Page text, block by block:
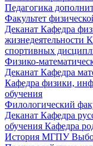
Педагогика
Факультет
Деканат Кафедра
жизнедеятельности
спортивных
Физико-
Деканат Кафедра
Кафедра физики,
обучения
Филологический
Деканат Кафедра
обучения Кафедра
История МГПУ